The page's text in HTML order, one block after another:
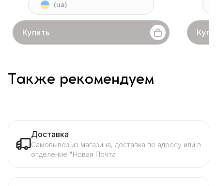
(ua)
Купить
Также рекомендуем
Доставка
Самовывоз из магазина, доставка по адресу или в
отделение "Новая Почта"